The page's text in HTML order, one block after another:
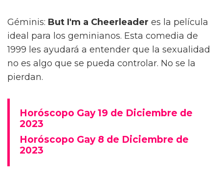
Géminis: But I'm a Cheerleader es la película
ideal para los geminianos. Esta comedia de
1999 les ayudará a entender que la sexualidad
no es algo que se pueda controlar. No se la
pierdan.
Horóscopo Gay 19 de Diciembre de
2023
Horóscopo Gay 8 de Diciembre de
2023